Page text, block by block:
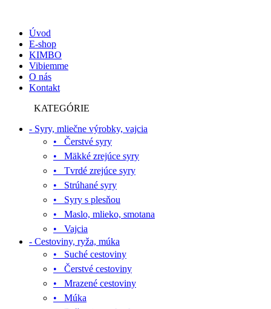
Úvod
E-shop
KIMBO
Vibiemme
O nás
Kontakt
KATEGÓRIE
- Syry, mliečne výrobky, vajcia
• Čerstvé syry
• Mäkké zrejúce syry
• Tvrdé zrejúce syry
• Strúhané syry
• Syry s plesňou
• Maslo, mlieko, smotana
• Vajcia
- Cestoviny, ryža, múka
• Suché cestoviny
• Čerstvé cestoviny
• Mrazené cestoviny
• Múka